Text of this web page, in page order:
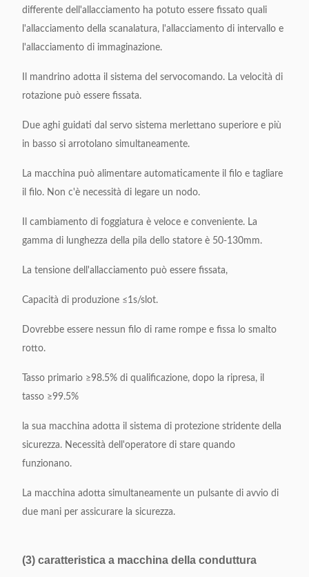
Alimentazione elettrica 380v/50/60Hz 0.75kw
1160x 1200x1500mm
differente dell'allacciamento ha potuto essere fissato quali
l'allacciamento della scanalatura, l'allacciamento di intervallo e
l'allacciamento di immaginazione.
Il mandrino adotta il sistema del servocomando. La velocità di
rotazione può essere fissata.
Due aghi guidati dal servo sistema merlettano superiore e più
in basso si arrotolano simultaneamente.
La macchina può alimentare automaticamente il filo e tagliare
il filo. Non c'è necessità di legare un nodo.
Il cambiamento di foggiatura è veloce e conveniente. La
gamma di lunghezza della pila dello statore è 50-130mm.
La tensione dell'allacciamento può essere fissata,
Capacità di produzione ≤1s/slot.
Dovrebbe essere nessun filo di rame rompe e fissa lo smalto
rotto.
Tasso primario ≥98.5% di qualificazione, dopo la ripresa, il
tasso ≥99.5%
la sua macchina adotta il sistema di protezione stridente della
sicurezza. Necessità dell'operatore di stare quando
funzionano.
La macchina adotta simultaneamente un pulsante di avvio di
due mani per assicurare la sicurezza.
(3) caratteristica a macchina della conduttura